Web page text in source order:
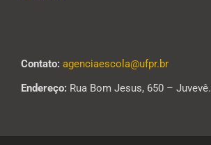
Contato: agenciaescola@ufpr.br
Endereço: Rua Bom Jesus, 650 – Juvevê.